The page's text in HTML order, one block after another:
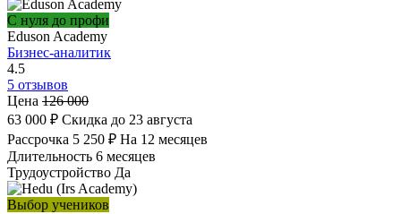
С нуля до профи
Eduson Academy
Бизнес-аналитик
4.5
5 отзывов
Цена 126 000
63 000 ₽ Скидка до 23 августа
Рассрочка 5 250 ₽ На 12 месяцев
Длительность 6 месяцев
Трудоустройство Да
Выбор учеников